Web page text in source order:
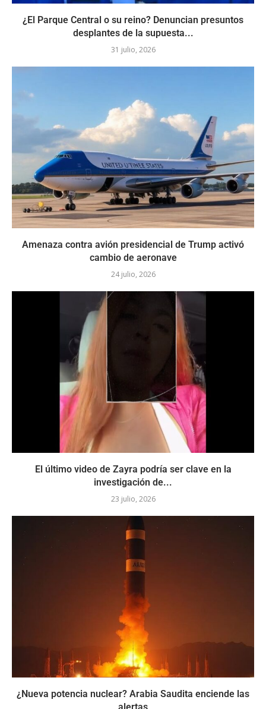
¿El Parque Central o su reino? Denuncian presuntos
desplantes de la supuesta...
31 julio, 2026
Amenaza contra avión presidencial de Trump activó
cambio de aeronave
24 julio, 2026
El último video de Zayra podría ser clave en la
investigación de...
23 julio, 2026
¿Nueva potencia nuclear? Arabia Saudita enciende las